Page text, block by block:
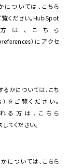
ついては、こちら
ください。HubSpot
は、こちら
）にアクセ
かについては、こち
をご覧ください。
る方は、こちら
ください。
については、こちら